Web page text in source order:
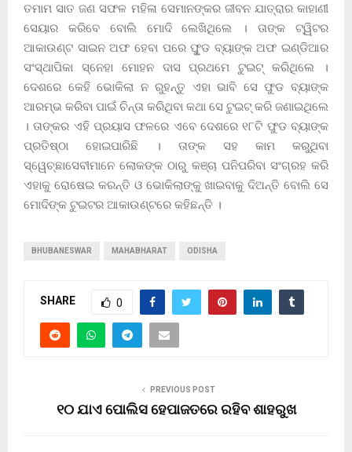
ତମାମ ସାତ ଜଣ ସଫଳ ମହିଳା ସେମାନଙ୍କର ଜୀବନ ଯାତ୍ରାର କାହାଣୀ
ସେୟାର କରିବେ ବୋଲି ମୋଦି ଲେଖିଥିଲେ । ତାଙ୍କ ଟ୍ୱିଟର
ଆକାଉଣ୍ଟ ସାଇନ ଅଫ ହେବା ପରେ ଫୁୃଡ ବ୍ୟାଙ୍କ ଅଫ ଇଣ୍ଡିଆର
ସଂସ୍ଥାପିକା ସ୍ନେହା ମୋହନ ଦାସ ପ୍ରଥମେ ଟୁଇଟ୍ କରିଥିଲେ ।
ଦେଶରେ କେହି ଭୋକିଲା ନ ରୁହନ୍ତୁ ଏହା ଭାବି ସେ ଫୁଡ ବ୍ୟାଙ୍କ
ଆରମ୍ଭ କରିବା ପାଇଁ ଚିନ୍ତା କରିଥିବା କଥା ସେ ଟୁଇଟ୍ କରି ଜଣାଇଥିଲେ
। ତାଙ୍କର ଏହି ପ୍ରୟାସ ଫଳରେ ଏବେ ଦେଶରେ ୧୮ଟି ଫୁଡ ବ୍ୟାଙ୍କ
ପ୍ରତିଷ୍ଠା ହୋଇପାରିଛି । ତାଙ୍କ ସହ କାମ କରୁଥିବା
ସ୍ୱେଚ୍ଛାସେବୀମାନେ ଲୋକଙ୍କ ଠାରୁ କଞ୍ଚା ପନିପରିବା ସଂଗ୍ରହ କରି
ଏହାକୁ ରୋଷେଇ କରନ୍ତି ଓ ଭୋକିଲାଙ୍କୁ ଖାଇବାକୁ ଦିଅନ୍ତି ବୋଲି ସେ
ମୋଦିଙ୍କ ଟୁଇଟର ଆକାଉଣ୍ଟରେ କହିଛନ୍ତି ।
BHUBANESWAR MAHABHARAT ODISHA
SHARE 0
PREVIOUS POST
୧୦ ଯାଏ ପୋଲିସ ହେପାଜତରେ ରହିବ ଶାହରୁଖ